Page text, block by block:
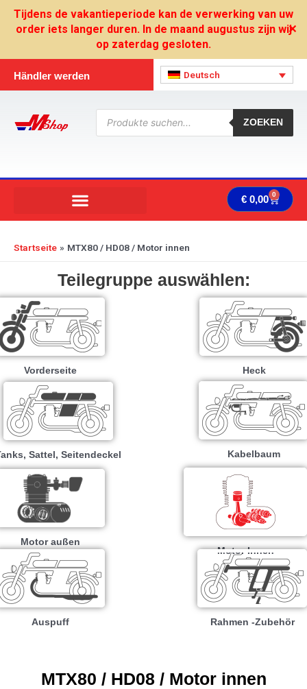
Tijdens de vakantieperiode kan de verwerking van uw
order iets langer duren. In de maand augustus zijn wij
op zaterdag gesloten.
✕
Inhalt
Händler werden Deutsch
Products
search
ZOEKEN
€ 0,00 0
Startseite MTX80 / HD08 / Motor innen
Teilegruppe auswählen:
Vorderseite Heck
Sattel, Seitendeckel Kabelbaum
Motor außen
Motor Innen
Auspuff Rahmen -Zubehör
MTX80 / HD08 / Motor innen